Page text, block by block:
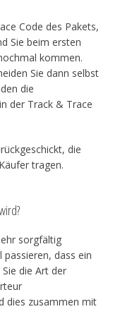
Code des Pakets,
Sie beim ersten
kommen.
Sie dann selbst
die
der Track & Trace
die
tragen.
sorgfältig
dass ein
die Art der
dies zusammen mit